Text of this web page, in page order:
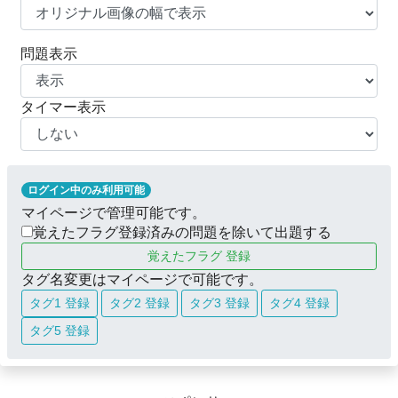
問題表示
タイマー表示
ログイン中のみ利用可能
マイページで管理可能です。
覚えたフラグ登録済みの問題を除いて出題する
覚えたフラグ 登録
タグ名変更はマイページで可能です。
タグ1 登録 タグ2 登録 タグ3 登録
タグ4 登録
タグ5 登録